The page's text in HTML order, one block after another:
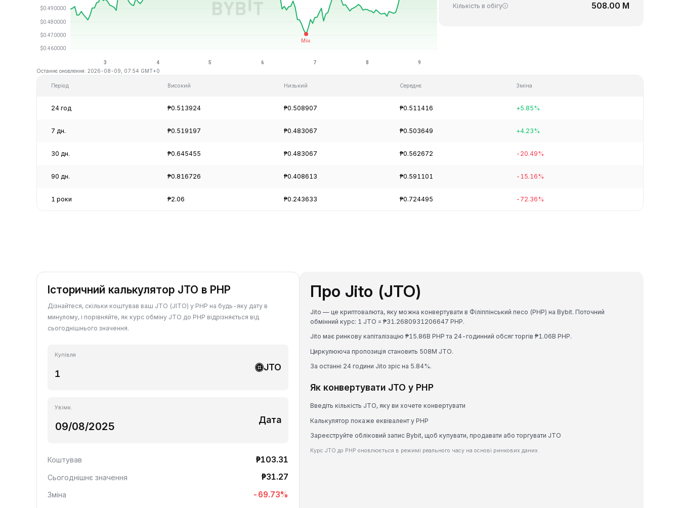
Останнє оновлення: 2026-08-09, 07:54 GMT+0
Кількість в обігу 508.00 M
Період Високий Низький Середнє Зміна
24 год ₱0.513924 ₱0.508907 ₱0.511416 +5.85%
7 дн. ₱0.519197 ₱0.483067 ₱0.503649 +4.23%
30 дн. ₱0.645455 ₱0.483067 ₱0.562672 -20.49%
90 дн. ₱0.816726 ₱0.408613 ₱0.591101 -15.16%
1 роки ₱2.06 ₱0.243633 ₱0.724495 -72.36%
Історичний калькулятор JTO в PHP
Дізнайтеся, скільки коштував ваш JTO (JITO) у PHP на будь-яку дату в
минулому, і порівняйте, як курс обміну JTO до PHP відрізняється від
сьогоднішнього значення.
Купівля
JTO
Увімк.
Дата
Коштував ₱103.31
Сьогоднішнє значення ₱31.27
Зміна -69.73%
Про Jito (JTO)
Jito — це криптовалюта, яку можна конвертувати в Філіппінський песо (PHP) на Bybit. Поточний
обмінний курс: 1 JTO = ₱31.2680931206647 PHP.
Jito має ринкову капіталізацію ₱15.86B PHP та 24-годинний обсяг торгів ₱1.06B PHP.
Циркулююча пропозиція становить 508M JTO.
За останні 24 години Jito зріс на 5.84%.
Як конвертувати JTO у PHP
Введіть кількість JTO, яку ви хочете конвертувати
Калькулятор покаже еквівалент у PHP
Зареєструйте обліковий запис Bybit, щоб купувати, продавати або торгувати JTO
Курс JTO до PHP оновлюється в режимі реального часу на основі ринкових даних.